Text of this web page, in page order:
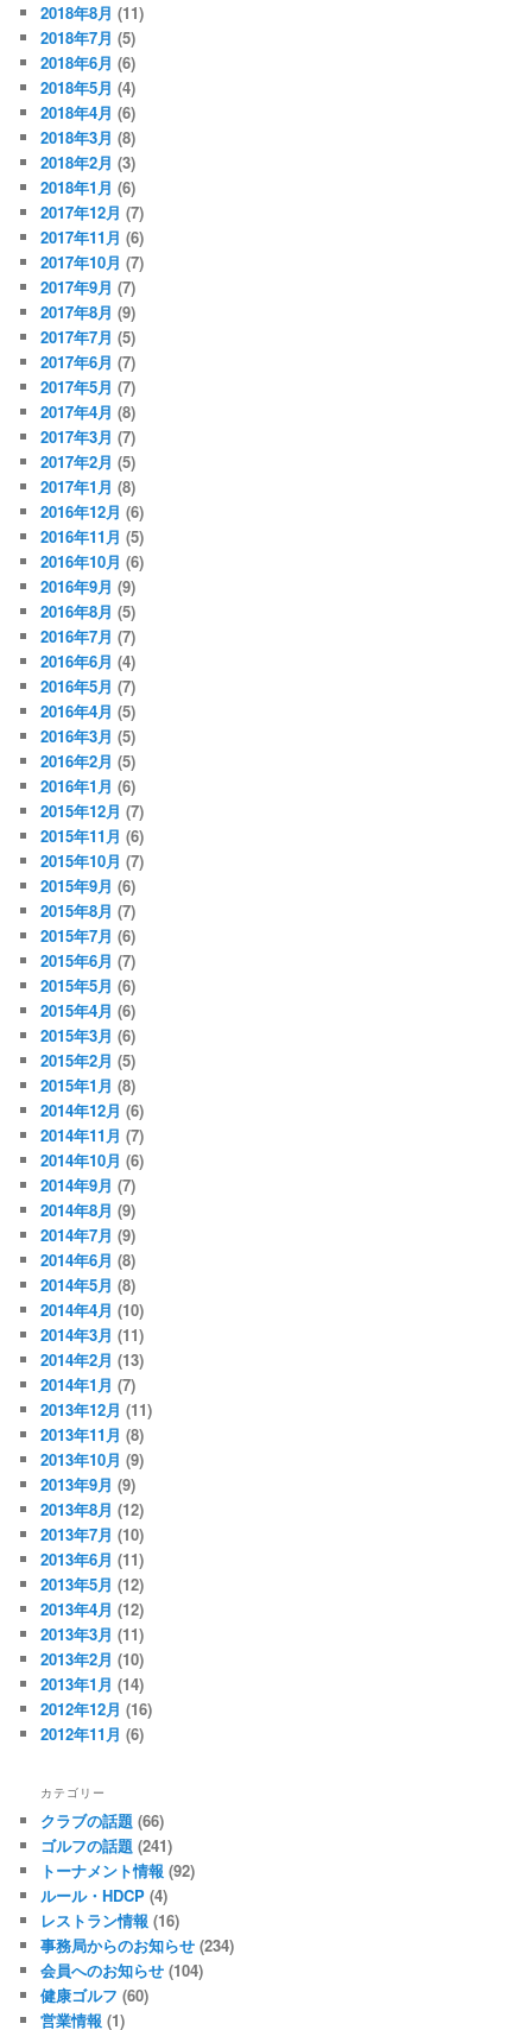
2018年8月 (11)
2018年7月 (5)
2018年6月 (6)
2018年5月 (4)
2018年4月 (6)
2018年3月 (8)
2018年2月 (3)
2018年1月 (6)
2017年12月 (7)
2017年11月 (6)
2017年10月 (7)
2017年9月 (7)
2017年8月 (9)
2017年7月 (5)
2017年6月 (7)
2017年5月 (7)
2017年4月 (8)
2017年3月 (7)
2017年2月 (5)
2017年1月 (8)
2016年12月 (6)
2016年11月 (5)
2016年10月 (6)
2016年9月 (9)
2016年8月 (5)
2016年7月 (7)
2016年6月 (4)
2016年5月 (7)
2016年4月 (5)
2016年3月 (5)
2016年2月 (5)
2016年1月 (6)
2015年12月 (7)
2015年11月 (6)
2015年10月 (7)
2015年9月 (6)
2015年8月 (7)
2015年7月 (6)
2015年6月 (7)
2015年5月 (6)
2015年4月 (6)
2015年3月 (6)
2015年2月 (5)
2015年1月 (8)
2014年12月 (6)
2014年11月 (7)
2014年10月 (6)
2014年9月 (7)
2014年8月 (9)
2014年7月 (9)
2014年6月 (8)
2014年5月 (8)
2014年4月 (10)
2014年3月 (11)
2014年2月 (13)
2014年1月 (7)
2013年12月 (11)
2013年11月 (8)
2013年10月 (9)
2013年9月 (9)
2013年8月 (12)
2013年7月 (10)
2013年6月 (11)
2013年5月 (12)
2013年4月 (12)
2013年3月 (11)
2013年2月 (10)
2013年1月 (14)
2012年12月 (16)
2012年11月 (6)
カテゴリー
クラブの話題 (66)
ゴルフの話題 (241)
トーナメント情報 (92)
ルール・HDCP (4)
レストラン情報 (16)
事務局からのお知らせ (234)
会員へのお知らせ (104)
健康ゴルフ (60)
営業情報 (1)